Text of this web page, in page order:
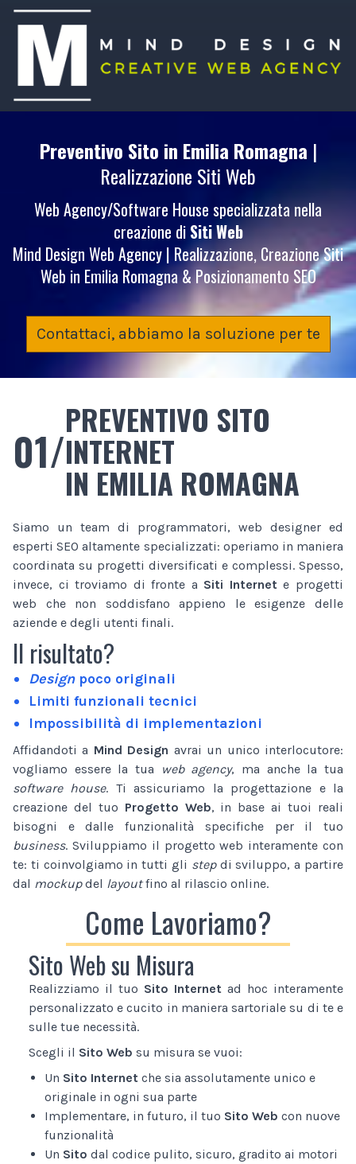
Preventivo Sito in Emilia Romagna |
Realizzazione Siti Web
Web Agency/Software House specializzata nella
creazione di Siti Web
Mind Design Web Agency | Realizzazione, Creazione Siti
Web in Emilia Romagna & Posizionamento SEO
Contattaci, abbiamo la soluzione per te
01/
PREVENTIVO SITO
INTERNET
IN EMILIA ROMAGNA
Siamo un team di programmatori, web designer ed
esperti SEO altamente specializzati: operiamo in maniera
coordinata su progetti diversificati e complessi. Spesso,
invece, ci troviamo di fronte a Siti Internet e progetti
web che non soddisfano appieno le esigenze delle
aziende e degli utenti finali.
Il risultato?
Designpoco originali
Limiti funzionali tecnici
Impossibilità di implementazioni
Affidandoti a Mind Design avrai un unico interlocutore:
vogliamo essere la tua
web agency, ma anche la tua
software house. Ti assicuriamo la progettazione e la
creazione del tuo Progetto Web, in base ai tuoi reali
bisogni e dalle funzionalità specifiche per il tuo
business. Sviluppiamo il progetto web interamente con
te: ti coinvolgiamo in tutti gli stepdi sviluppo, a partire
dal mockupdel layoutfino al rilascio online.
Come Lavoriamo?
Sito Web su Misura
Realizziamo il tuo Sito Internet ad hoc interamente
personalizzato e cucito in maniera sartoriale su di te e
sulle tue necessità.
Scegli il Sito Web su misura se vuoi:
Un Sito Internet che sia assolutamente unico e
originale in ogni sua parte
Implementare, in futuro, il tuo Sito Web con nuove
funzionalità
Un Sito dal codice pulito, sicuro, gradito ai motori